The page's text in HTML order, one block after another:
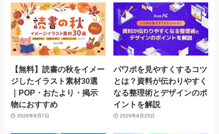
【無料】読書の秋をイメー
ジしたイラスト素材30選
｜POP・おたより・掲示
物におすすめ
2026年8月7日
パワポを見やすくするコツ
とは？資料が伝わりやすく
なる整理術とデザインのポ
イントを解説
2026年6月25日